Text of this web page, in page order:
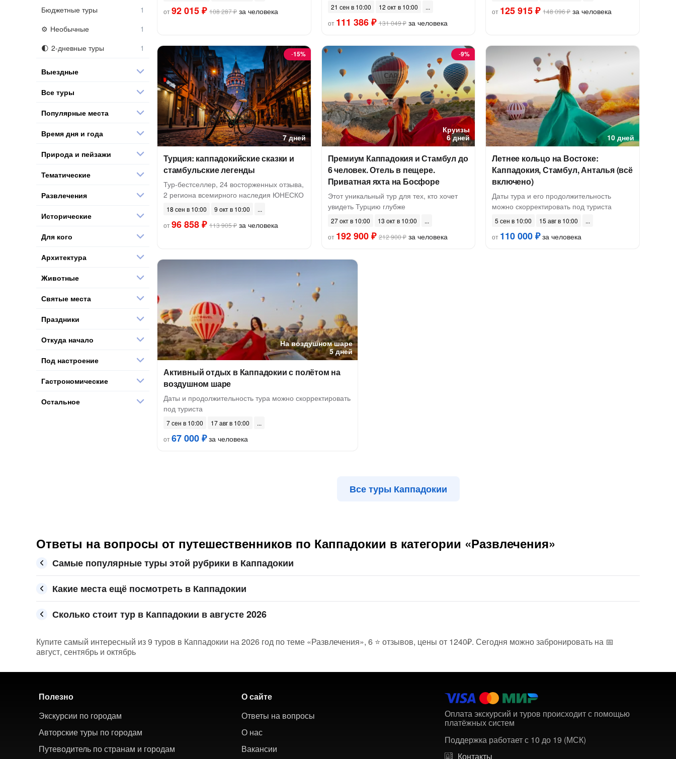
от92 015 ₽ 108 287 ₽ за человека 21 сен в 10:00
12 окт в 10:00
от 111 386 ₽ 131 049 ₽за человека
от 125 915 ₽ 148 096 ₽за человека
7 дней
-15%
Турция: каппадокийские сказки и
стамбульские легенды
Тур-бестселлер, 24 восторженных отзыва,
2 региона всемирного наследия ЮНЕСКО
18 сен в 10:00
9 окт в 10:00
от96 858 ₽ 113 905 ₽ за человека
Круизы
6 дней
-9%
Премиум Каппадокия и Стамбул до
6 человек. Отель в пещере.
Приватная яхта на Босфоре
Этот уникальный тур для тех, кто хочет
увидеть Турцию глубже
27 окт в 10:00
13 окт в 10:00
от 192 900 ₽ 212 900 ₽за человека
10 дней
Летнее кольцо на Востоке:
Каппадокия, Стамбул, Анталья (всё
включено)
Даты тура и его продолжительность
можно скорректировать под туриста
5 сен в 10:00
15 авг в 10:00
от 110 000 ₽за человека
На воздушном шаре
5 дней
Активный отдых в Каппадокии с полётом на
воздушном шаре
Даты и продолжительность тура можно скорректировать
под туриста
7 сен в 10:00
17 авг в 10:00
от67 000 ₽за человека
Все туры Каппадокии
Бюджетные туры
Необычные
2-дневные туры
Выездные
Все туры
Популярные места
Время дня и года
Природа и пейзажи
Тематические
Развлечения
Исторические
Для кого
Архитектура
Животные
Святые места
Праздники
Откуда начало
Под настроение
Гастрономические
Остальное
Ответы на вопросы от путешественников по Каппадокии в категории «Развлечения»
Самые популярные туры этой рубрики в Каппадокии
Какие места ещё посмотреть в Каппадокии
Сколько стоит тур в Каппадокии в августе 2026
Купите самый интересный из 9 туров в Каппадокии на 2026 год по теме «Развлечения», 6 ⭐ отзывов, цены от 1240₽. Сегодня можно забронировать на 📅
август, сентябрь и октябрь
Полезно
Экскурсии по городам
Авторские туры по городам
Путеводитель по странам и городам
О сайте
Ответы на вопросы
О нас
Вакансии
Оплата экскурсий и туров происходит с помощью
платёжных систем
Поддержка работает с 10 до 19 (МСК)
Контакты